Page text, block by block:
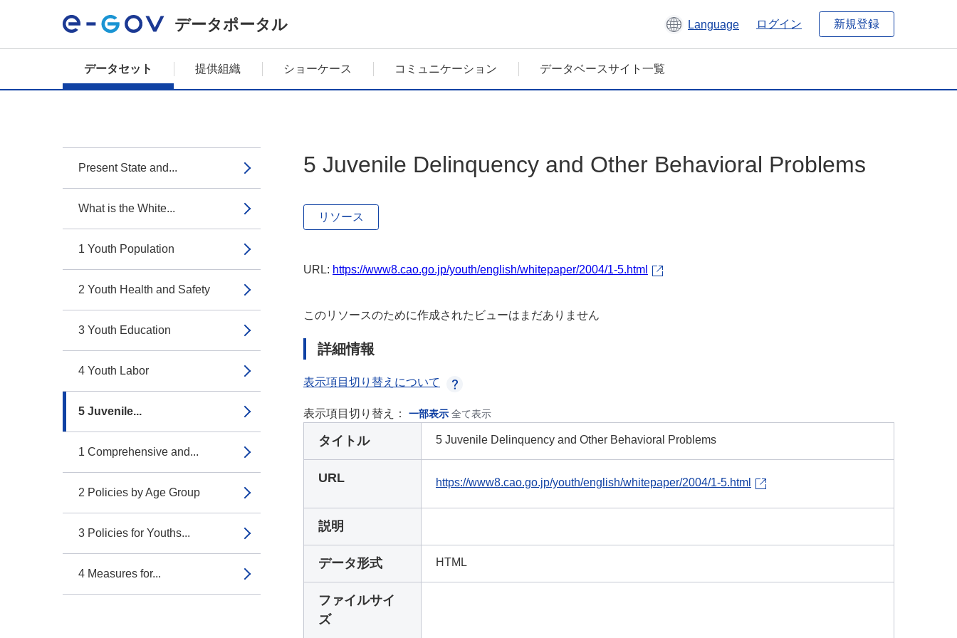
データポータル Language ログイン 新規登録
データセット 提供組織 ショーケース コミュニケーション データベースサイト一覧
Present State and...
What is the White...
1 Youth Population
2 Youth Health and Safety
3 Youth Education
4 Youth Labor
5 Juvenile...
1 Comprehensive and...
2 Policies by Age Group
3 Policies for Youths...
4 Measures for...
5 Juvenile Delinquency and Other Behavioral Problems
リソース
URL: https://www8.cao.go.jp/youth/english/whitepaper/2004/1-5.html
このリソースのために作成されたビューはまだありません
詳細情報
表示項目切り替えについて
表示項目切り替え： 一部表示 全て表示
タイトル 5 Juvenile Delinquency and Other Behavioral Problems
URL https://www8.cao.go.jp/youth/english/whitepaper/2004/1-5.html
説明
データ形式 HTML
ファイルサイ
ズ